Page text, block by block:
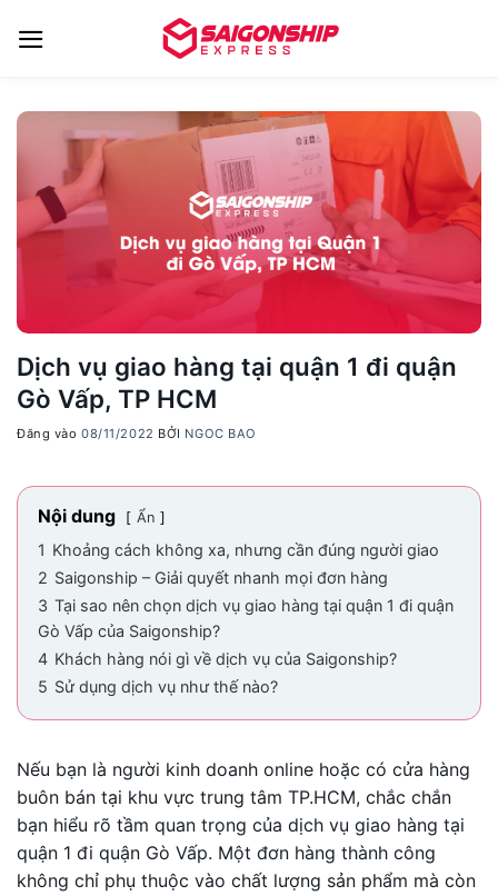
qua
Dịch vụ giao hàng tại quận 1 đi quận
Gò Vấp, TP HCM
Đăng vào08/11/2022 BỞI NGOC BAO
Nội dung Ẩn
1 Khoảng cách không xa, nhưng cần đúng người giao
2 Saigonship – Giải quyết nhanh mọi đơn hàng
3 Tại sao nên chọn dịch vụ giao hàng tại quận 1 đi quận
Gò Vấp của Saigonship?
4 Khách hàng nói gì về dịch vụ của Saigonship?
5 Sử dụng dịch vụ như thế nào?
Nếu bạn là người kinh doanh online hoặc có cửa hàng
buôn bán tại khu vực trung tâm TP.HCM, chắc chắn
bạn hiểu rõ tầm quan trọng của dịch vụ giao hàng tại
quận 1 đi quận Gò Vấp. Một đơn hàng thành công
không chỉ phụ thuộc vào chất lượng sản phẩm mà còn